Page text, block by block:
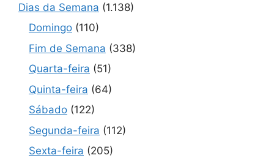
Dias da Semana (1.138)
Domingo (110)
Fim de Semana (338)
Quarta-feira (51)
Quinta-feira (64)
Sábado (122)
Segunda-feira (112)
Sexta-feira (205)